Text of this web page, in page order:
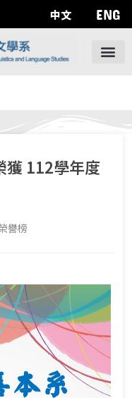
中文 ENG
獲 112學年度
譽榜